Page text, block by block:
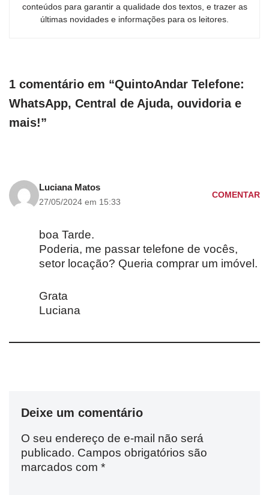
conteúdos para garantir a qualidade dos textos, e trazer as
últimas novidades e informações para os leitores.
1 comentário em “QuintoAndar Telefone:
WhatsApp, Central de Ajuda, ouvidoria e
mais!”
Luciana Matos
27/05/2024 em 15:33
COMENTAR
boa Tarde.
Poderia, me passar telefone de vocês,
setor locação? Queria comprar um imóvel.
Grata
Luciana
Deixe um comentário
O seu endereço de e-mail não será
publicado. Campos obrigatórios são
marcados com *